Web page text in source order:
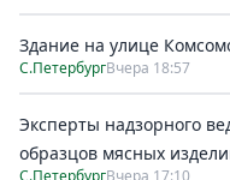
Здание на улице
С.ПетербургВчера 18:57
Эксперты надзорного
образцов мясных
С.ПетербургВчера 17:10